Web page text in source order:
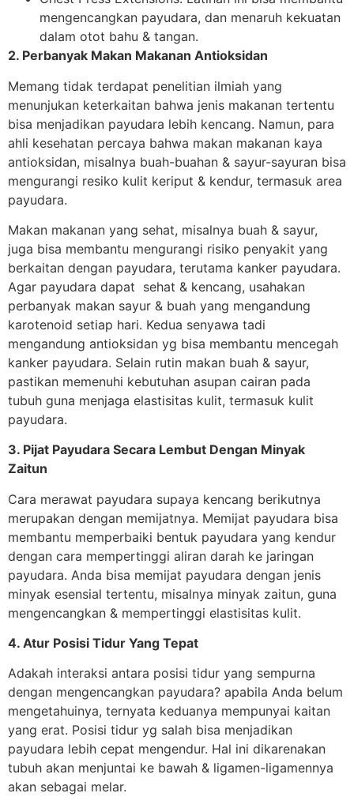
mengencangkan payudara, dan menaruh kekuatan
dalam otot bahu & tangan.
2. Perbanyak Makan Makanan Antioksidan
Memang tidak terdapat penelitian ilmiah yang
menunjukan keterkaitan bahwa jenis makanan tertentu
bisa menjadikan payudara lebih kencang. Namun, para
ahli kesehatan percaya bahwa makan makanan kaya
antioksidan, misalnya buah-buahan & sayur-sayuran bisa
mengurangi resiko kulit keriput & kendur, termasuk area
payudara.
Makan makanan yang sehat, misalnya buah & sayur,
juga bisa membantu mengurangi risiko penyakit yang
berkaitan dengan payudara, terutama kanker payudara.
Agar payudara dapat sehat & kencang, usahakan
perbanyak makan sayur & buah yang mengandung
karotenoid setiap hari. Kedua senyawa tadi
mengandung antioksidan yg bisa membantu mencegah
kanker payudara. Selain rutin makan buah & sayur,
pastikan memenuhi kebutuhan asupan cairan pada
tubuh guna menjaga elastisitas kulit, termasuk kulit
payudara.
3. Pijat Payudara Secara Lembut Dengan Minyak
Zaitun
Cara merawat payudara supaya kencang berikutnya
merupakan dengan memijatnya. Memijat payudara bisa
membantu memperbaiki bentuk payudara yang kendur
dengan cara mempertinggi aliran darah ke jaringan
payudara. Anda bisa memijat payudara dengan jenis
minyak esensial tertentu, misalnya minyak zaitun, guna
mengencangkan & mempertinggi elastisitas kulit.
4. Atur Posisi Tidur Yang Tepat
Adakah interaksi antara posisi tidur yang sempurna
dengan mengencangkan payudara? apabila Anda belum
mengetahuinya, ternyata keduanya mempunyai kaitan
yang erat. Posisi tidur yg salah bisa menjadikan
payudara lebih cepat mengendur. Hal ini dikarenakan
tubuh akan menjuntai ke bawah & ligamen-ligamennya
akan sebagai melar.